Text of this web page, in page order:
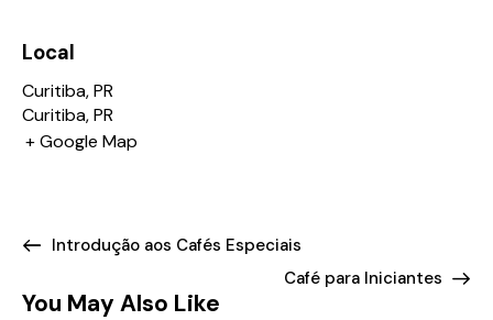
Local
Curitiba, PR
Curitiba,PR
+ Google Map
Introdução aos Cafés Especiais
Café para Iniciantes
You May Also Like